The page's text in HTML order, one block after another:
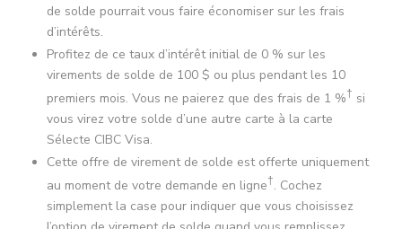
de solde pourrait vous faire économiser sur les frais
d’intérêts.
Profitez de ce taux d’intérêt initial de 0 % sur les
virements de solde de 100 $ ou plus pendant les 10
premiers mois. Vous ne paierez que des frais de 1 %† si
vous virez votre solde d’une autre carte à la carte
Sélecte CIBC Visa.
Cette offre de virement de solde est offerte uniquement
au moment de votre demande en ligne†. Cochez
simplement la case pour indiquer que vous choisissez